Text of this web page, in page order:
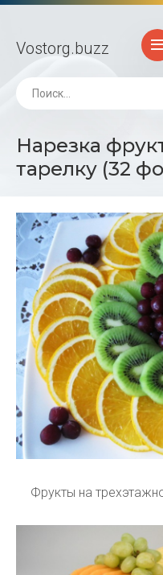
Vostorg.buzz
Нарезка
тарелку (32
Фрукты на